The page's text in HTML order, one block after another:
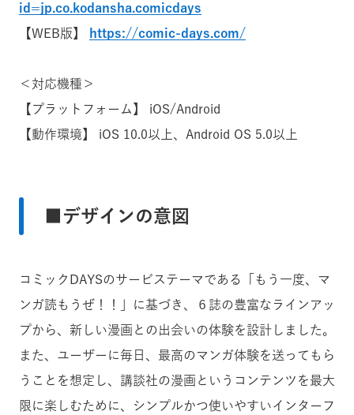
id=jp.co.kodansha.comicdays
【WEB版】
https://comic-days.com/
＜対応機種＞
【プラットフォーム】 iOS/Android
【動作環境】 iOS 10.0以上、Android OS 5.0以上
■デザインの意図
コミックDAYSのサービステーマである「もう一度、マ
ンガ読もうぜ！！」に基づき、６誌の豊富なラインアッ
プから、新しい漫画との出会いの体験を設計しました。
また、ユーザーに毎日、最高のマンガ体験を送ってもら
うことを想定し、講談社の漫画というコンテンツを最大
限に楽しむために、シンプルかつ使いやすいインターフ